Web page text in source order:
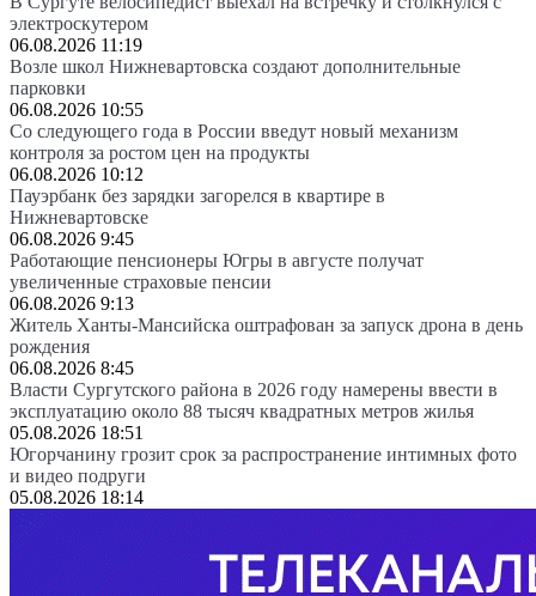
электроскутером
06.08.2026 11:19
Возле школ Нижневартовска создают дополнительные
парковки
06.08.2026 10:55
Со следующего года в России введут новый механизм
контроля за ростом цен на продукты
06.08.2026 10:12
Пауэрбанк без зарядки загорелся в квартире в
Нижневартовске
06.08.2026 9:45
Работающие пенсионеры Югры в августе получат
увеличенные страховые пенсии
06.08.2026 9:13
Житель Ханты-Мансийска оштрафован за запуск дрона в день
рождения
06.08.2026 8:45
Власти Сургутского района в 2026 году намерены ввести в
эксплуатацию около 88 тысяч квадратных метров жилья
05.08.2026 18:51
Югорчанину грозит срок за распространение интимных фото
и видео подруги
05.08.2026 18:14